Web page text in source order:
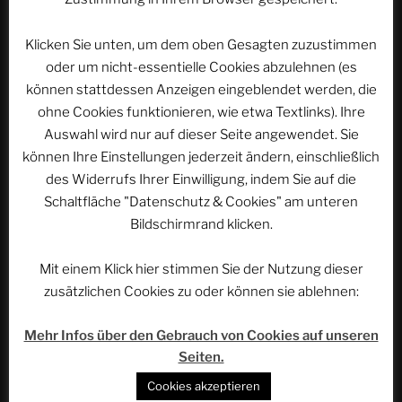
► Instagram:
https://www.instagram.com/quadruviumclub/
► Telegram:https://t.me/quadruviumclub
► Threads:https://www.threads.net/@quadruviumclub
Der Quadruvium Club ist Teil des Phantastischen
Projekts:
► Das Phantastische Projekt:https://phan.pro
► Das Phantastische Projekt bei Telegram:
Wer möchte, kann uns hier unterstützen:
► Das Projekt bei Patreon:
► Das Projekt via PayPal unterstützen:
https://paypal.me/rethovomsee
► Quadrivium Club via Steady:
Klicken Sie unten, um dem oben Gesagten zuzustimmen
oder um nicht-essentielle Cookies abzulehnen (es
können stattdessen Anzeigen eingeblendet werden, die
ohne Cookies funktionieren, wie etwa Textlinks). Ihre
Auswahl wird nur auf dieser Seite angewendet. Sie
können Ihre Einstellungen jederzeit ändern, einschließlich
des Widerrufs Ihrer Einwilligung, indem Sie auf die
Schaltfläche "Datenschutz & Cookies" am unteren
Bildschirmrand klicken.
Mit einem Klick hier stimmen Sie der Nutzung dieser
zusätzlichen Cookies zu oder können sie ablehnen:
Mehr Infos über den Gebrauch von Cookies auf unseren
Seiten.
Cookies akzeptieren